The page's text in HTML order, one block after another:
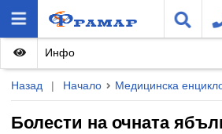
Назад | Начало Медицинска
Болести на очната
Инфо